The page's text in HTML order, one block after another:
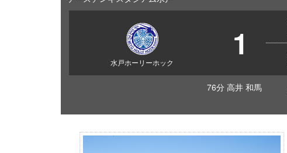
水戸ホーリーホック 1
76分 高井 和馬